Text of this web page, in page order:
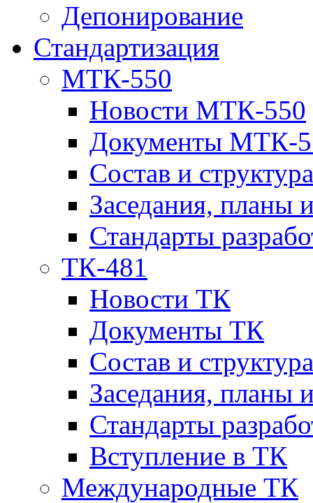
Депонирование
Стандартизация
МТК-550
Новости МТК-550
Документы МТК-
Состав и структура
Заседания, планы
Стандарты
ТК-481
Новости ТК
Документы ТК
Cостав и
Заседания, планы
Стандарты
Вступление в ТК
Международные ТК